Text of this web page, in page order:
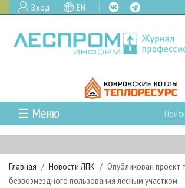
Вход EN
☰ Меню
ГЛАВНАЯ
РУБРИКИ И ТЕМЫ
РУБРИКИ ЖУРНАЛА
НОВОСТИ
Главная Новости ЛПК
Опубликован проект
безвозмездного пользования лесным участком